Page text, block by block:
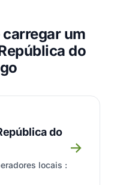
um
do
do
locais :
→